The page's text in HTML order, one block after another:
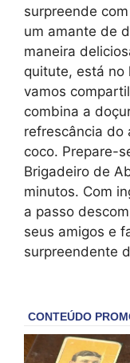
surpreende
um amante de
maneira
quitute, está no
vamos
combina a
refrescância do
coco. Prepare-
Brigadeiro de
minutos. Com
a passo
seus amigos e
surpreendente